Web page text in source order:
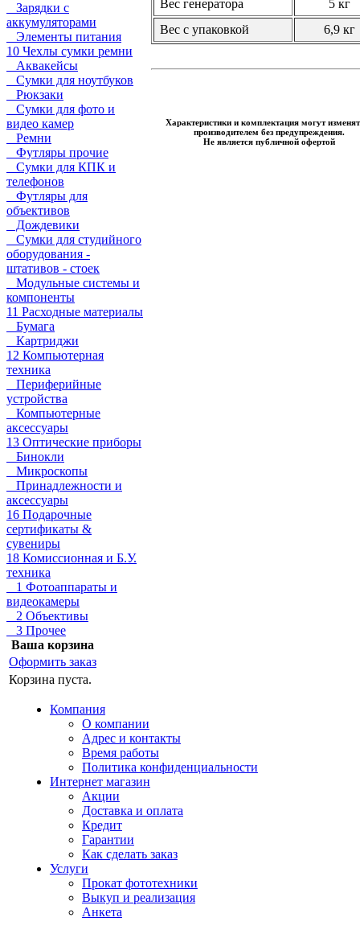
Зарядки с
аккумуляторами
Элементы питания
10 Чехлы сумки ремни
Аквакейсы
Сумки для ноутбуков
Рюкзаки
Сумки для фото и
видео камер
Ремни
Футляры прочие
Сумки для КПК и
телефонов
Футляры для
объективов
Дождевики
Сумки для студийного
оборудования -
штативов - стоек
Модульные системы и
компоненты
11 Расходные материалы
Бумага
Картриджи
12 Компьютерная
техника
Периферийные
устройства
Компьютерные
аксессуары
13 Оптические приборы
Бинокли
Микроскопы
Принадлежности и
аксессуары
16 Подарочные
сертификаты &
сувениры
18 Комиссионная и Б.У.
техника
1 Фотоаппараты и
видеокамеры
2 Объективы
3 Прочее
Ваша корзина
Оформить заказ
Корзина пуста.
Вес генератора
5 кг
Вес с упаковкой
6,9 кг
Характеристики и комплектация могут
производителем без предупреждения.
Не является публичной офертой
Компания
О компании
Адрес и контакты
Время работы
Политика конфиденциальности
Интернет магазин
Акции
Доставка и оплата
Кредит
Гарантии
Как сделать заказ
Услуги
Прокат фототехники
Выкуп и реализация
Анкета